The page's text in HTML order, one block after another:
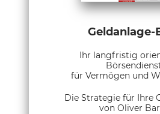
Geldanlage-
Ihr langfristig
für Vermögen und
Die Strategie für Ihre
von Oliver